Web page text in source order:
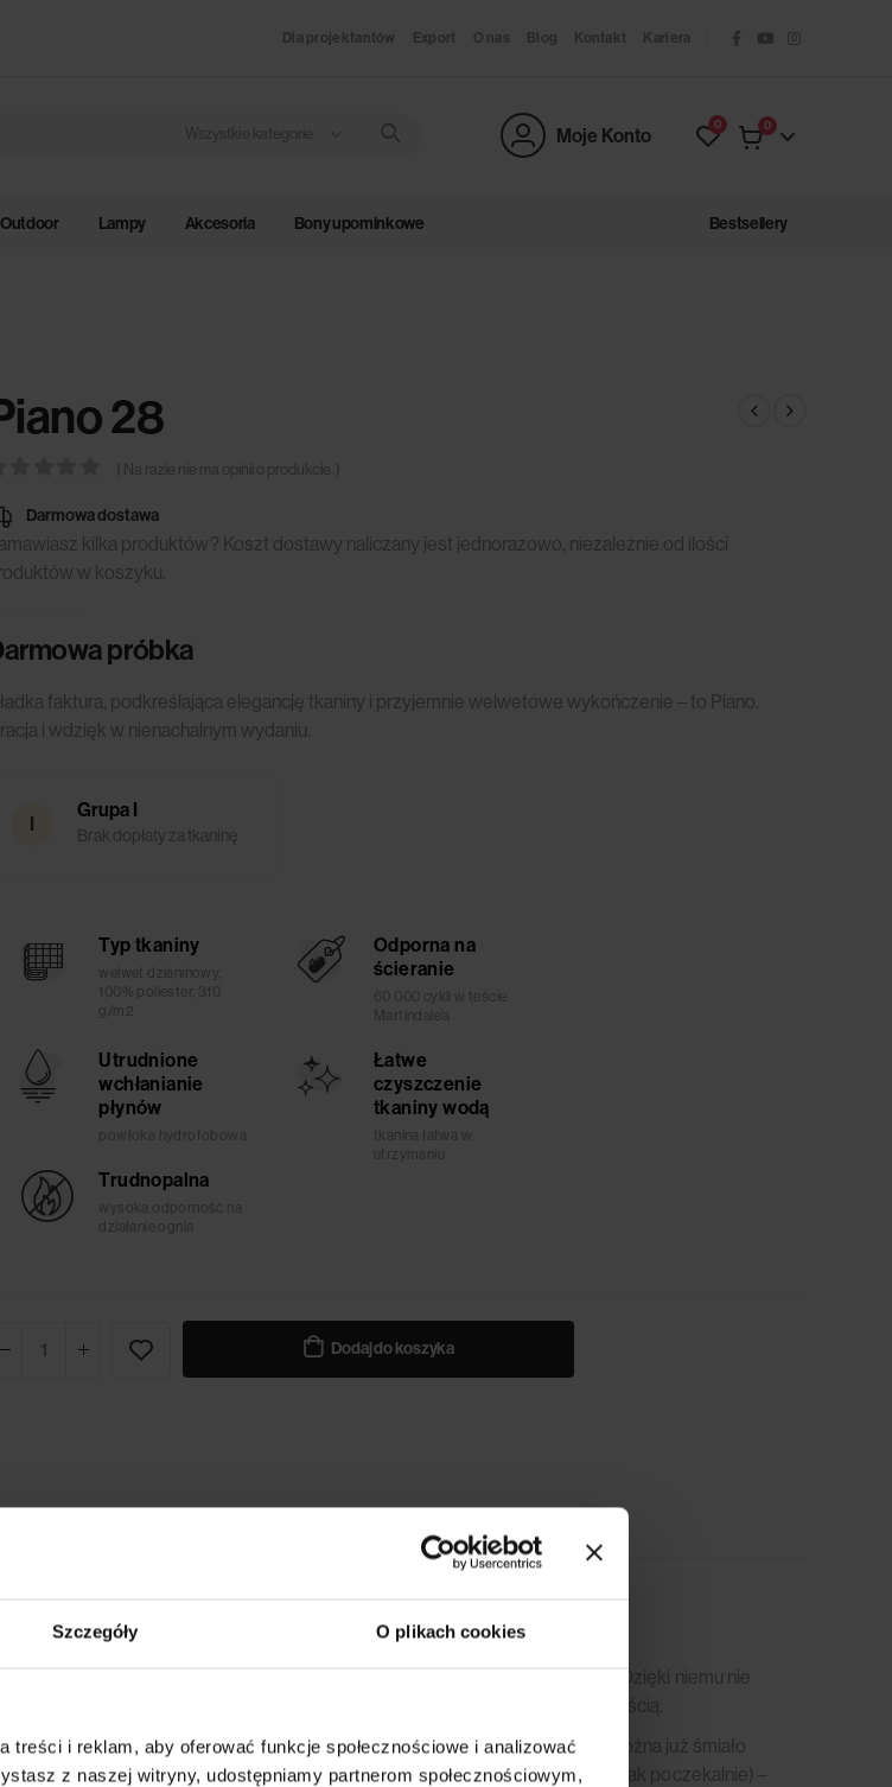
Szczegóły O plikach cookies
i reklam, aby oferować funkcje społecznościowe i analizować
z naszej witryny, udostępniamy partnerom społecznościowym,
Dla projektantów Export O nas Blog Kontakt Kariera
Wszystkie kategorie Moje Konto 0 0
Outdoor Lampy Akcesoria Bony upominkowe Bestsellery
28
( Na razie nie ma opinii o produkcie. )
Darmowa dostawa
kilka produktów? Koszt dostawy naliczany jest jednorazowo, niezależnie od ilości
w koszyku.
próbka
faktura, podkreślająca elegancję tkaniny i przyjemnie welwetowe wykończenie – to Piano.
i wdzięk w nienachalnym wydaniu.
I
Grupa I
Brak dopłaty za tkaninę
Typ tkaniny
welwet dzianinowy,
100% poliester, 310
g/m2
Odporna na
ścieranie
60 000 cykli w teście
Martindale’a
Utrudnione
wchłanianie
płynów
powłoka hydrofobowa
Łatwe
czyszczenie
tkaniny wodą
tkanina łatwa w
utrzymaniu
Trudnopalna
wysoka odporność na
działanie ognia
Dodaj do koszyka
często mówi się o nim jako o „wyznaczniku odporności na ścieranie”. Dzięki niemu nie
wytrzymała będzie w zderzeniu z rzeczywistością i… Twoją codziennością.
czy to dużo, czy mało? Podpowiadamy, że materiały tapicerskie, które można już śmiało
przez lata (albo sprawdzić się w tak tłumnie odwiedzanych miejscach, jak poczekalnie) –